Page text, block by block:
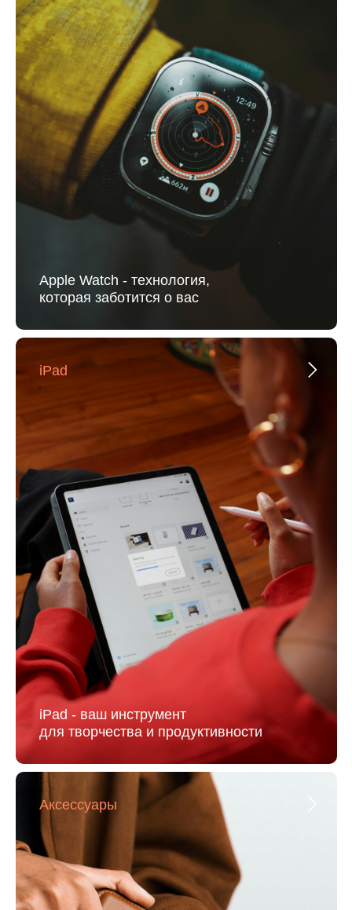
Apple Watch - технология,
которая заботится о вас
iPad
iPad - ваш инструмент
для творчества и продуктивности
Аксессуары